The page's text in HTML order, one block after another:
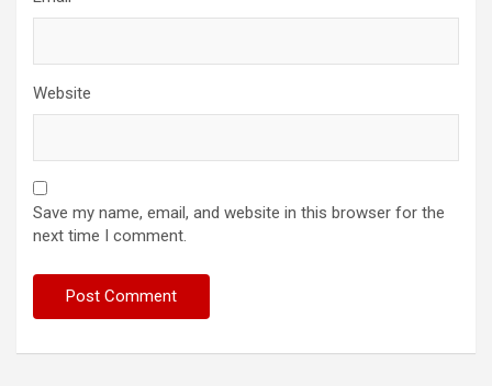
Website
Save my name, email, and website in this browser for the
next time I comment.